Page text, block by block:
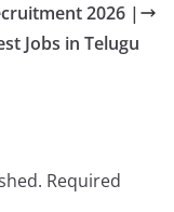
2026 |
Jobs in Telugu
Required